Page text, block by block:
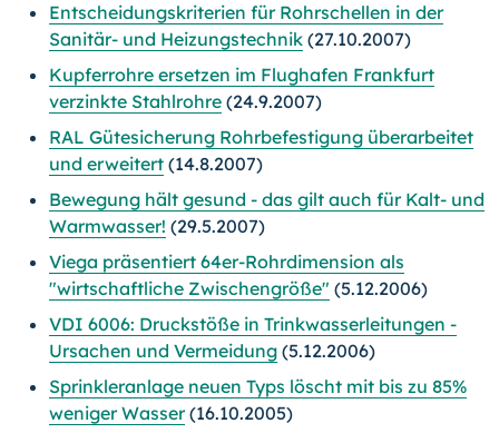
Entscheidungskriterien für Rohrschellen in der
Sanitär- und Heizungstechnik (27.10.2007)
Kupferrohre ersetzen im Flughafen Frankfurt
verzinkte Stahlrohre (24.9.2007)
RAL Gütesicherung Rohrbefestigung überarbeitet
und erweitert (14.8.2007)
Bewegung hält gesund - das gilt auch für Kalt- und
Warmwasser! (29.5.2007)
Viega präsentiert 64er-Rohrdimension als
"wirtschaftliche Zwischengröße" (5.12.2006)
VDI 6006: Druckstöße in Trinkwasserleitungen -
Ursachen und Vermeidung (5.12.2006)
Sprinkleranlage neuen Typs löscht mit bis zu 85%
weniger Wasser(16.10.2005)